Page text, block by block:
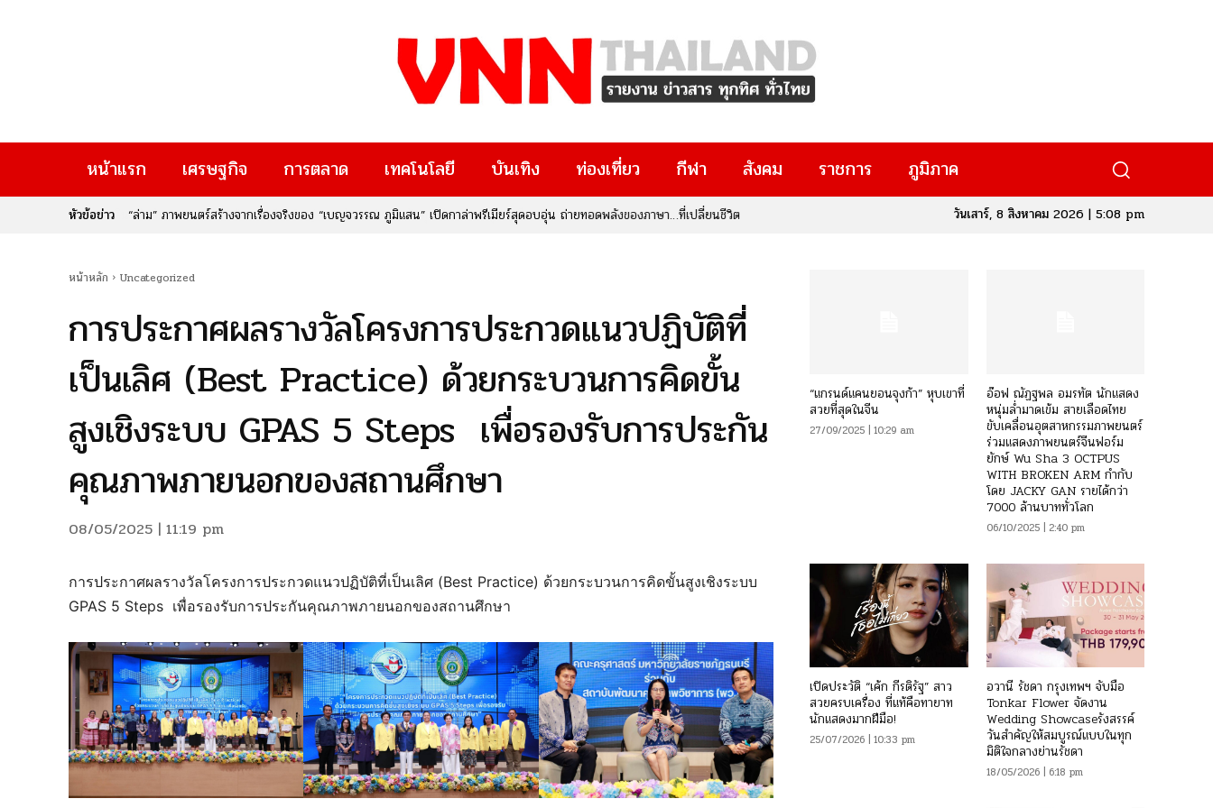
หน้าแรก เศรษฐกิจ การตลาด เทคโนโลยี บันเทิง ท่องเที่ยว กีฬา สังคม ราชการ ภูมิภาค
หัวข้อข่าว
“ล่าม” ภาพยนตร์สร้างจากเรื่องจริงของ “เบญจวรรณ ภูมิแสน” เปิดกาล่าพรีเมียร์สุดอบอุ่น ถ่ายทอดพลังของภาษา…ที่เปลี่ยนชีวิต
วันเสาร์, 8 สิงหาคม 2026 | 5:08 pm
หน้าหลัก Uncategorized
การประกาศผลรางวัลโครงการประกวดแนวปฏิบัติที่
เป็นเลิศ (Best Practice) ด้วยกระบวนการคิดขั้น
สูงเชิงระบบ GPAS 5 Steps เพื่อรองรับการประกัน
คุณภาพภายนอกของสถานศึกษา
08/05/2025 | 11:19 pm
การประกาศผลรางวัลโครงการประกวดแนวปฏิบัติที่เป็นเลิศ (Best Practice) ด้วยกระบวนการคิดขั้นสูงเชิงระบบ
GPAS 5 Steps เพื่อรองรับการประกันคุณภาพภายนอกของสถานศึกษา
“แกรนด์แคนยอนจุงก้า” หุบเขาที่
สวยที่สุดในจีน
27/09/2025 | 10:29 am
อ๊อฟ ณัฏฐพล อมรทัต นักแสดง
หนุ่มล่ำมาดเข้ม สายเลือดไทย
ขับเคลื่อนอุตสาหกรรมภาพยนตร์
ร่วมแสดงภาพยนตร์จีนฟอร์ม
ยักษ์ Wu Sha 3 OCTPUS
WITH BROKEN ARM กำกับ
โดย JACKY GAN รายได้กว่า
7000 ล้านบาททั่วโลก
06/10/2025 | 2:40 pm
เปิดประวัติ “เค้ก กีรติรัฐ” สาว
สวยครบเครื่อง ที่แท้คือทายาท
นักแสดงมากฝีมือ!
25/07/2026 | 10:33 pm
อวานี รัชดา กรุงเทพฯ จับมือ
Tonkar Flower จัดงาน
Wedding Showcaseรังสรรค์
วันสำคัญให้สมบูรณ์แบบในทุก
มิติใจกลางย่านรัชดา
18/05/2026 | 6:18 pm